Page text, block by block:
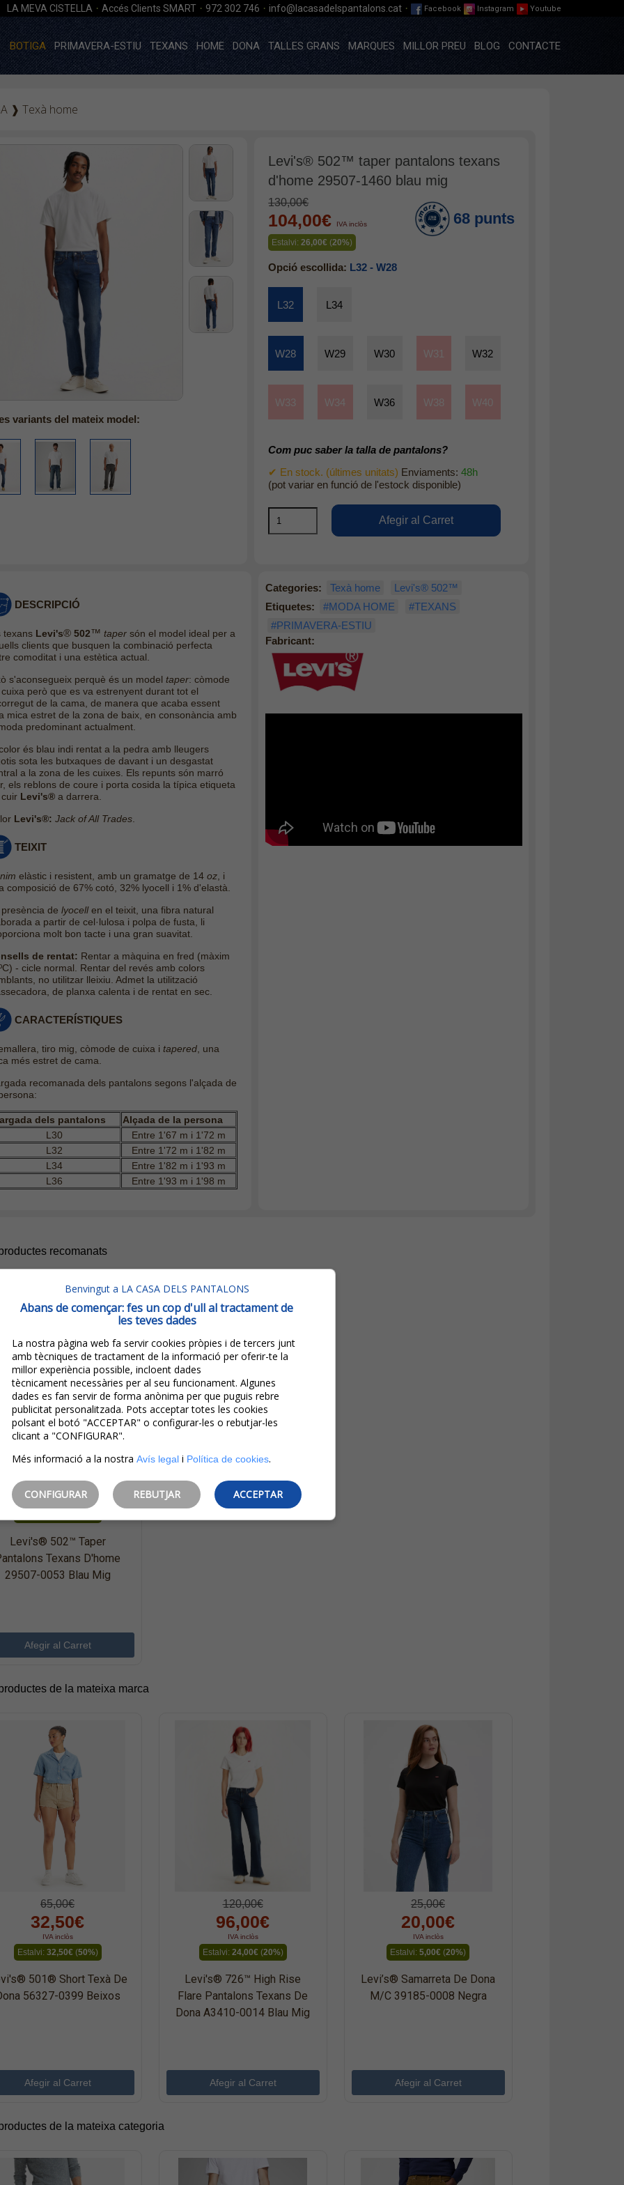
LA MEVA CISTELLA · Accés Clients SMART · 972 302 746 · info@lacasadelspantalons.cat · Facebook Instagram Youtube
BOTIGA PRIMAVERA-ESTIU TEXANS HOME DONA TALLES GRANS MARQUES MILLOR PREU BLOG CONTACTE
❱ Texà home
variants del mateix model:
Levi's® 502™ taper pantalons texans
d'home 29507-1460 blau mig
130,00€
104,00€ IVA inclòs
Estalvi:26,00€ (20%)
68 punts
Opció escollida: L32 - W28
L32 L34
W28 W29 W30 W31 W32
W33 W34 W36 W38 W40
Com puc saber la talla de pantalons?
✔ En stock. (últimes unitats) Enviaments:48h
(pot variar en funció de l'estock disponible)
DESCRIPCIÓ
texans Levi's®502™ taper són el model ideal per a
clients que busquen la combinació perfecta
comoditat i una estètica actual.
s'aconsegueix perquè és un model taper: còmode
però que es va estrenyent durant tot el
de la cama, de manera que acaba essent
mica estret de la zona de baix, en consonància amb
predominant actualment.
és blau indi rentat a la pedra amb lleugers
sota les butxaques de davant i un desgastat
a la zona de les cuixes. Els repunts són marró
els reblons de coure i porta cosida la típica etiqueta
Levi's®a darrera.
Levi's®: Jack of All Trades.
TEIXIT
elàstic i resistent, amb un gramatge de 14 oz, i
composició de 67% cotó, 32% lyocell i 1% d'elastà.
de lyocellen el teixit, una fibra natural
a partir de cel·lulosa i polpa de fusta, li
molt bon tacte i una gran suavitat.
de rentat: Rentar a màquina en fred (màxim
- cicle normal. Rentar del revés amb colors
no utilitzar lleixiu. Admet la utilització
de planxa calenta i de rentat en sec.
CARACTERÍSTIQUES
tiro mig, còmode de cuixa i tapered, una
més estret de cama.
recomanada dels pantalons segons l'alçada de
dels pantalons
Alçada de la persona
L30
Entre 1'67 m i 1'72 m
L32
Entre 1'72 m i 1'82 m
L34
Entre 1'82 m i 1'93 m
L36
Entre 1'93 m i 1'98 m
Categories: Texà home
Levi's® 502™
Etiquetes:
#MODA HOME
#TEXANS
#PRIMAVERA-ESTIU
Fabricant:
recomanats
99,00€
79,20€
IVA inclòs
Levi's® 502™ Taper
Texans D'home
29507-0053 Blau Mig
de la mateixa marca
65,00€
32,50€
IVA inclòs
Estalvi: 32,50€(50%)
501® Short Texà De
56327-0399 Beixos
120,00€
96,00€
IVA inclòs
Estalvi: 24,00€(20%)
Levi's® 726™ High Rise
Flare Pantalons Texans De
Dona A3410-0014 Blau Mig
25,00€
20,00€
IVA inclòs
Estalvi: 5,00€ (20%)
Levi’s® Samarreta De Dona
M/c 39185-0008 Negra
de la mateixa categoria
Benvingut a LA CASA DELS PANTALONS
Abans de començar: fes un cop d'ull al tractament de
les teves dades
La nostra pàgina web fa servir cookies pròpies i de tercers junt
amb tècniques de tractament de la informació per oferir-te la
millor experiència possible, incloent dades
tècnicament necessàries per al seu funcionament. Algunes
dades es fan servir de forma anònima per que puguis rebre
publicitat personalitzada. Pots acceptar totes les cookies
polsant el botó "ACCEPTAR" o configurar-les o rebutjar-les
clicant a "CONFIGURAR".
Més informació a la nostra Avís legal i Política de cookies.
CONFIGURAR REBUTJAR ACCEPTAR